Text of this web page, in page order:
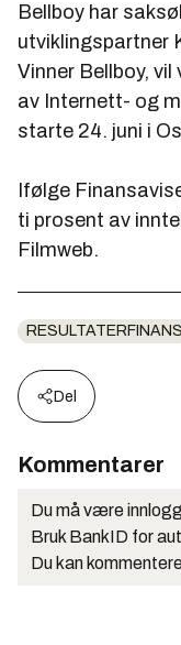
Bellboy har
utviklingspartner
Vinner Bellboy,
av Internett- og
starte 24. juni i
Ifølge
ti prosent av
Filmweb.
RESULTATERFINANS
Del
Kommentarer
Du må være
Bruk BankID for
Du kan